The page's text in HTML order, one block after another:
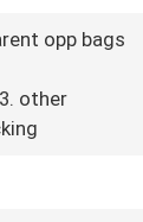
opp bags
other